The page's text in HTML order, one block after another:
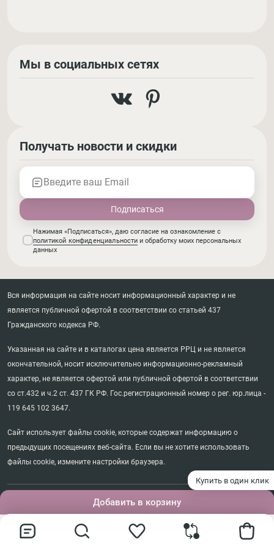
Добавить в корзину
Купить в один клик
Мы в социальных сетях
Получать новости и скидки
Введите ваш Email
Нажимая «Подписаться», даю согласие на ознакомление с
политикой конфиденциальности и обработку моих персональных
данных
Вся информация на сайте носит информационный характер и не
является публичной офертой в соответствии со статьей 437
Гражданского кодекса РФ.
Указанная на сайте и в каталогах цена является РРЦ и не является
окончательной, носит исключительно информационно-рекламный
характер, не является офертой или публичной офертой в соответствии
со ст.432 и ч.2 ст. 437 ГК РФ. Гос.регистрационный номер о рег. юр.лица -
119 645 102 3647.
Сайт использует файлы cookie, которые содержат информацию о
предыдущих посещениях веб-сайта. Если вы не хотите использовать
файлы cookie, измените настройки браузера.
©диваны.frendom, 2018-2026. Все права защищены.